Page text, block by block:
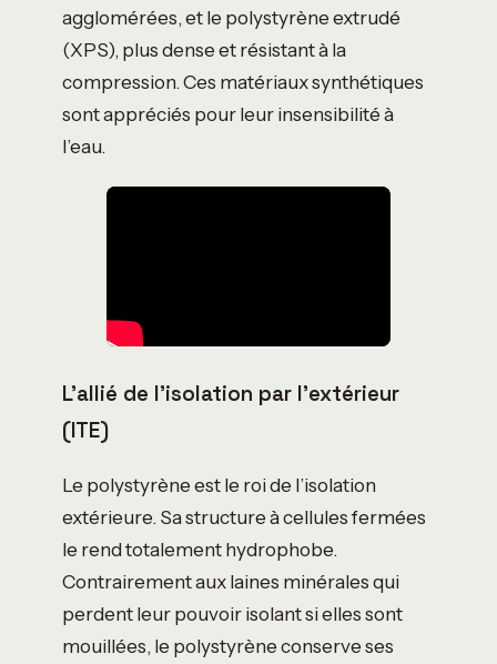
agglomérées, et le polystyrène extrudé
(XPS), plus dense et résistant à la
compression. Ces matériaux synthétiques
sont appréciés pour leur insensibilité à
l’eau.
L’allié de l’isolation par l’extérieur
(ITE)
Le polystyrène est le roi de l’isolation
extérieure. Sa structure à cellules fermées
le rend totalement hydrophobe.
Contrairement aux laines minérales qui
perdent leur pouvoir isolant si elles sont
mouillées, le polystyrène conserve ses